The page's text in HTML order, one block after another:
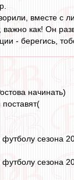
вместе с
как! Он
- берегись,
начинать)
сезона
сезона